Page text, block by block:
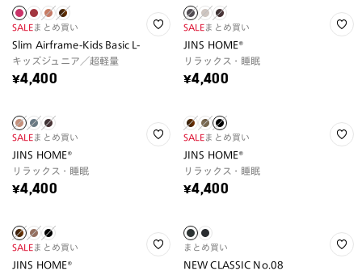
SALEまとめ買い
Slim Airframe-Kids Basic L-
キッズジュニア／超軽量
¥4,400
SALEまとめ買い
JINS HOME®
リラックス・睡眠
¥4,400
SALEまとめ買い
JINS HOME®
リラックス・睡眠
¥4,400
SALEまとめ買い
JINS HOME®
リラックス・睡眠
¥4,400
SALEまとめ買い
JINS HOME®
まとめ買い
NEW CLASSIC No.08